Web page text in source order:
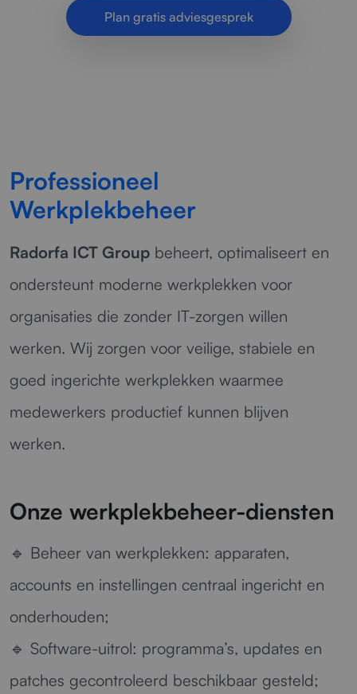
Plan gratis adviesgesprek
Professioneel
Werkplekbeheer
Radorfa ICT Group beheert, optimaliseert en
ondersteunt moderne werkplekken voor
organisaties die zonder IT-zorgen willen
werken. Wij zorgen voor veilige, stabiele en
goed ingerichte werkplekken waarmee
medewerkers productief kunnen blijven
werken.
Onze werkplekbeheer-diensten
🔹 Beheer van werkplekken: apparaten,
accounts en instellingen centraal ingericht en
onderhouden;
🔹 Software-uitrol: programma’s, updates en
patches gecontroleerd beschikbaar gesteld;